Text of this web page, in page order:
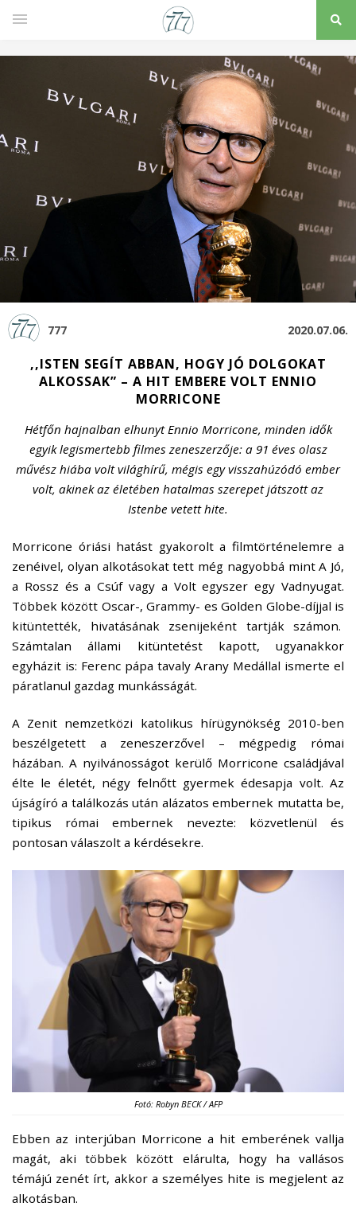
777 2020.07.06.
,,ISTEN SEGÍT ABBAN, HOGY JÓ DOLGOKAT
ALKOSSAK” – A HIT EMBERE VOLT ENNIO
MORRICONE
Hétfőn hajnalban elhunyt Ennio Morricone, minden idők
egyik legismertebb filmes zeneszerzője: a 91 éves olasz
művész hiába volt világhírű, mégis egy visszahúzódó ember
volt, akinek az életében hatalmas szerepet játszott az
Istenbe vetett hite.
Morricone óriási hatást gyakorolt a filmtörténelemre a
zenéivel, olyan alkotásokat tett még nagyobbá mint A Jó,
a Rossz és a Csúf vagy a Volt egyszer egy Vadnyugat.
Többek között Oscar-, Grammy- es Golden Globe-díjjal is
kitüntették, hivatásának zsenijeként tartják számon.
Számtalan állami kitüntetést kapott, ugyanakkor
egyházit is: Ferenc pápa tavaly Arany Medállal ismerte el
páratlanul gazdag munkásságát.
A Zenit nemzetközi katolikus hírügynökség 2010-ben
beszélgetett a zeneszerzővel – mégpedig római
házában. A nyilvánosságot kerülő Morricone családjával
élte le életét, négy felnőtt gyermek édesapja volt. Az
újságíró a találkozás után alázatos embernek mutatta be,
tipikus római embernek nevezte: közvetlenül és
pontosan válaszolt a kérdésekre.
Fotó: Robyn BECK / AFP
Ebben az interjúban Morricone a hit emberének vallja
magát, aki többek között elárulta, hogy ha vallásos
témájú zenét írt, akkor a személyes hite is megjelent az
alkotásban.